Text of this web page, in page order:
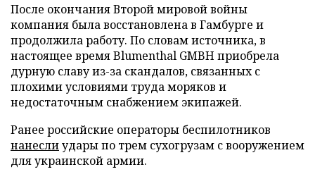
После окончания Второй мировой войны
компания была восстановлена в Гамбурге и
продолжила работу. По словам источника, в
настоящее время Blumenthal GMBH приобрела
дурную славу из-за скандалов, связанных с
плохими условиями труда моряков и
недостаточным снабжением экипажей.
Ранее российские операторы беспилотников
нанеслиудары по трем сухогрузам с вооружением
для украинской армии.